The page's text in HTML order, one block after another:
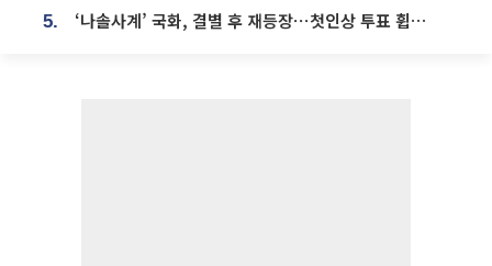
5. ‘나솔사계’ 국화, 결별 후 재등장⋯첫인상 투표 휩쓸고 ‘인기녀’ 등극